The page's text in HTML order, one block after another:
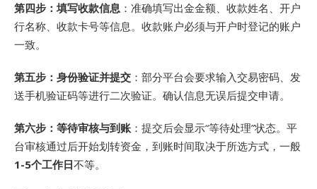
第四步：填写收款信息 ：准确填写出金金额、收款姓名、开户
行名称、收款卡号等信息。收款账户必须与开户时登记的账户
一致。
第五步：身份验证并提交 ：部分平台会要求输入交易密码、发
送手机验证码等进行二次验证。确认信息无误后提交申请。
第六步：等待审核与到账 ：提交后会显示“等待处理”状态。平
台审核通过后开始划转资金，到账时间取决于所选方式，一般
1-5个工作日不等。